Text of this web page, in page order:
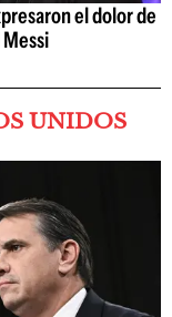
el dolor de
UNIDOS